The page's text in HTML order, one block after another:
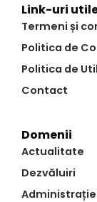
Link-uri
Termeni și
Politica de
Politica de
Contact
Domenii
Actualitate
Dezvăluiri
Administrație